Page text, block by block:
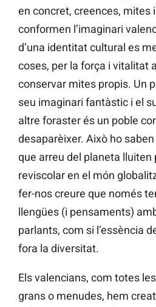
en concret, creences, mites
conformen l’imaginari
d’una identitat cultural es
coses, per la força i vitalitat
conservar mites propis. Un
seu imaginari fantàstic i el
altre foraster és un poble
desaparèixer. Això ho
que arreu del planeta lluiten
reviscolar en el món
fer-nos creure que només
llengües (i pensaments)
parlants, com si l’essència
fora la diversitat.
Els valencians, com totes
grans o menudes, hem